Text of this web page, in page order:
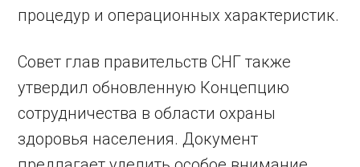
процедур и операционных характеристик.
Совет глав правительств СНГ также
утвердил обновленную Концепцию
сотрудничества в области охраны
здоровья населения. Документ